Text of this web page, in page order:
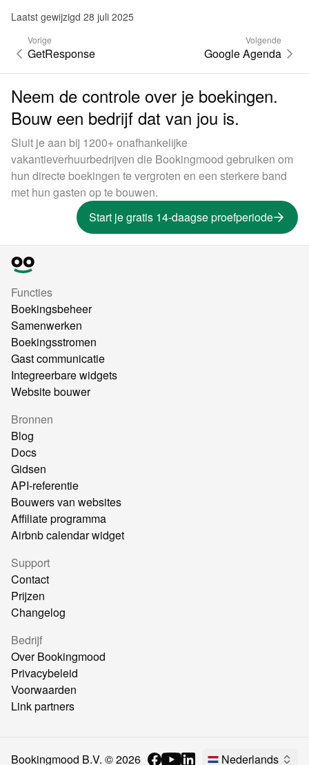
Laatst gewijzigd 28 juli 2025
Vorige
GetResponse
Volgende
Google Agenda
Neem de controle over je boekingen.
Bouw een bedrijf dat van jou is.
Sluit je aan bij 1200+ onafhankelijke
vakantieverhuurbedrijven die Bookingmood gebruiken om
hun directe boekingen te vergroten en een sterkere band
met hun gasten op te bouwen.
Start je gratis 14-daagse proefperiode
Functies
Boekingsbeheer
Samenwerken
Boekingsstromen
Gast communicatie
Integreerbare widgets
Website bouwer
Bronnen
Blog
Docs
Gidsen
API-referentie
Bouwers van websites
Affiliate programma
Airbnb calendar widget
Support
Contact
Prijzen
Changelog
Bedrijf
Over Bookingmood
Privacybeleid
Voorwaarden
Link partners
Bookingmood B.V. ©2026 Nederlands